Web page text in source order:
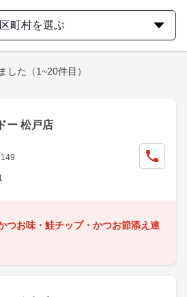
町村を選ぶ
した （1~20件目）
ー 松戸店
つお味・鮭チップ・かつお節添え連